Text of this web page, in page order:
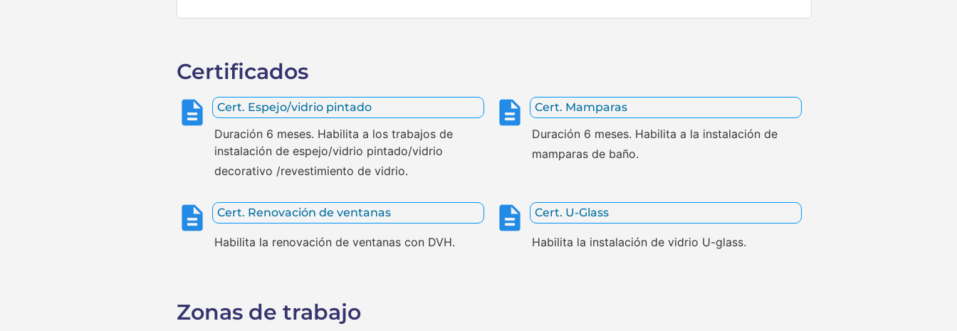
Certificados
Cert. Espejo/vidrio pintado
Duración 6 meses. Habilita a los trabajos de
instalación de espejo/vidrio pintado/vidrio
decorativo /revestimiento de vidrio.
Cert. Mamparas
Duración 6 meses. Habilita a la instalación de
mamparas de baño.
Cert. Renovación de ventanas
Habilita la renovación de ventanas con DVH.
Cert. U-Glass
Habilita la instalación de vidrio U-glass.
Zonas de trabajo